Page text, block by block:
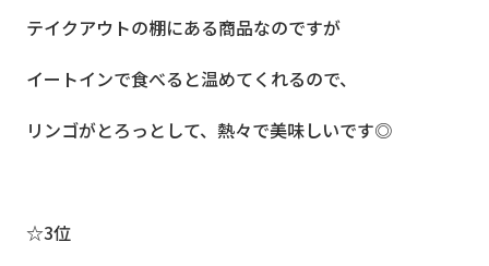
テイクアウトの棚にある商品なのですが
イートインで食べると温めてくれるので、
リンゴがとろっとして、熱々で美味しいです◎
☆3位